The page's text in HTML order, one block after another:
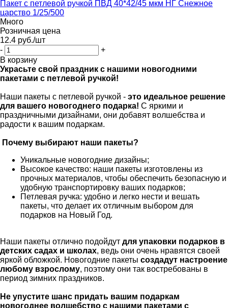
Пакет с петлевой ручкой ПВД 40*42/45 мкм НГ Снежное
царство 1/25/500
Много
Розничная цена
12.4 руб./шт
-
+
В корзину
Украсьте свой праздник с нашими новогодними
пакетами с петлевой ручкой!
Наши пакеты с петлевой ручкой - это идеальное решение
для вашего новогоднего подарка! С яркими и
праздничными дизайнами, они добавят волшебства и
радости к вашим подаркам.
Почему выбирают наши пакеты?
Уникальные новогодние дизайны;
Высокое качество: наши пакеты изготовлены из
прочных материалов, чтобы обеспечить безопасную и
удобную транспортировку ваших подарков;
Петлевая ручка: удобно и легко нести и вешать
пакеты, что делает их отличным выбором для
подарков на Новый Год.
Наши пакеты отлично подойдут для упаковки подарков в
детских садах и школах, ведь они очень нравятся своей
яркой обложкой. Новогодние пакеты создадут настроение
любому взрослому, поэтому они так востребованы в
период зимних праздников.
Не упустите шанс придать вашим подаркам
новогоднее волшебство с нашими пакетами с